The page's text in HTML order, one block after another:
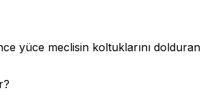
yüce meclisin koltuklarını dolduran